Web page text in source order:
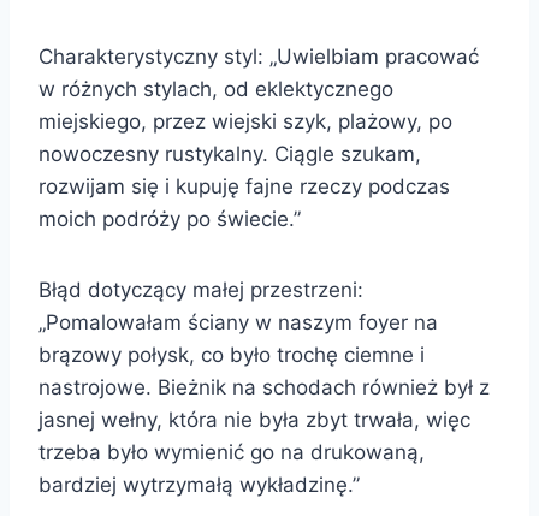
Charakterystyczny styl: „Uwielbiam pracować
w różnych stylach, od eklektycznego
miejskiego, przez wiejski szyk, plażowy, po
nowoczesny rustykalny. Ciągle szukam,
rozwijam się i kupuję fajne rzeczy podczas
moich podróży po świecie.”
Błąd dotyczący małej przestrzeni:
„Pomalowałam ściany w naszym foyer na
brązowy połysk, co było trochę ciemne i
nastrojowe. Bieżnik na schodach również był z
jasnej wełny, która nie była zbyt trwała, więc
trzeba było wymienić go na drukowaną,
bardziej wytrzymałą wykładzinę.”